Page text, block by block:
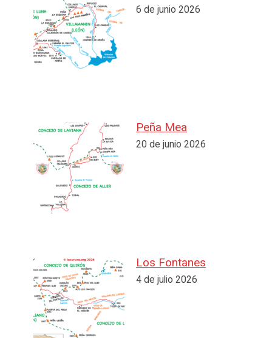
6 de junio 2026
Peña Mea
20 de junio 2026
Los Fontanes
4 de julio 2026